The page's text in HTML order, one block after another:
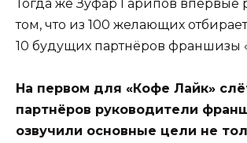
Тогда же Зуфар Гарипов впервые
том, что из 100 желающих
10 будущих партнёров франшизы
На первом для «Кофе Лайк»
партнёров руководители
озвучили основные цели не